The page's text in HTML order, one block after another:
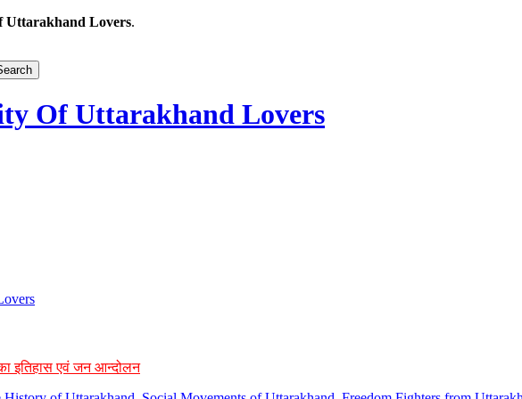
Uttarakhand Lovers.
Of Uttarakhand Lovers
इतिहास एवं जन आन्दोलन